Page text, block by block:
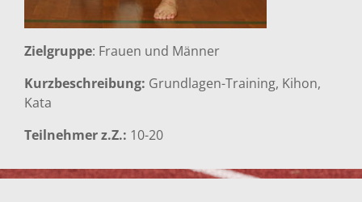
Zielgruppe: Frauen und Männer
Kurzbeschreibung: Grundlagen-Training, Kihon,
Kata
Teilnehmer z.Z.: 10-20